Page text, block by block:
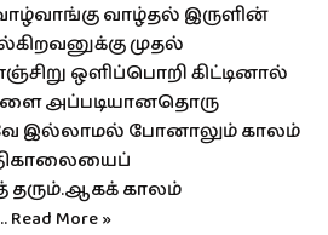
வாழ்தல் இருளின்
முதல்
ஒளிப்பொறி கிட்டினால்
அப்படியானதொரு
இல்லாமல் போனாலும் காலம்
தரும்.ஆகக் காலம்
Read More »